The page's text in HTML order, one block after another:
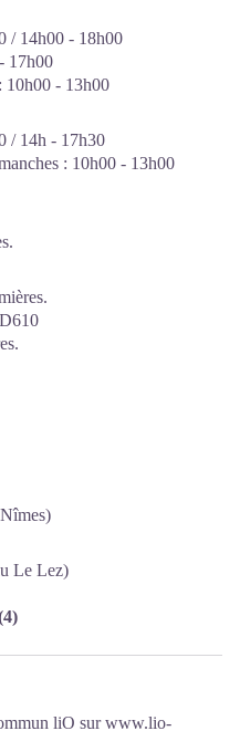
/ 14h00 - 18h00
17h00
10h00 - 13h00
/ 14h - 17h30
: 10h00 - 13h00
Le Lez)
liO surwww.lio-